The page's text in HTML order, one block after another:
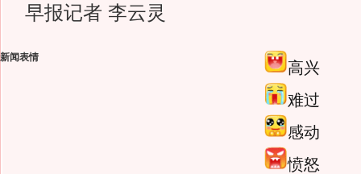
早报记者 李云灵
新闻表情
高兴
难过
感动
愤怒